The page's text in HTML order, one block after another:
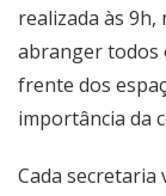
realizada às 9h,
abranger todos
frente dos
importância da
Cada